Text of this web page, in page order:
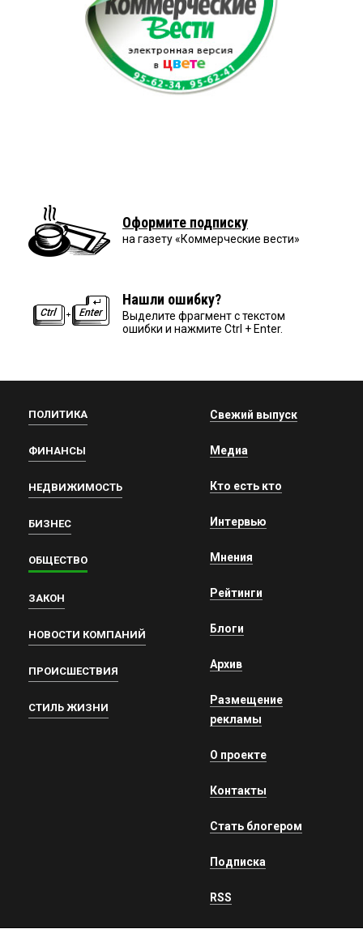
Оформите подписку
на газету «Коммерческие вести»
Нашли ошибку?
Выделите фрагмент с текстом
ошибки и нажмите Ctrl + Enter.
ПОЛИТИКА
ФИНАНСЫ
НЕДВИЖИМОСТЬ
БИЗНЕС
ОБЩЕСТВО
ЗАКОН
НОВОСТИ КОМПАНИЙ
ПРОИСШЕСТВИЯ
СТИЛЬ ЖИЗНИ
Свежий выпуск
Медиа
Кто есть кто
Интервью
Мнения
Рейтинги
Блоги
Архив
Размещение
рекламы
О проекте
Контакты
Стать блогером
Подписка
RSS